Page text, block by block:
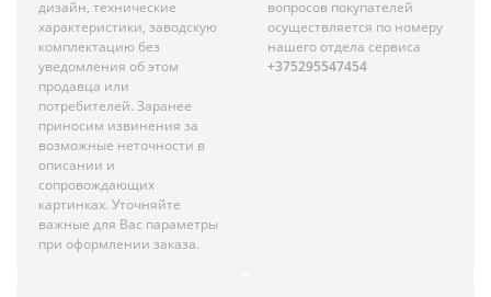
дизайн, технические
характеристики, заводскую
комплектацию без
уведомления об этом
продавца или
потребителей. Заранее
приносим извинения за
возможные неточности в
описании и
сопровождающих
картинках. Уточняйте
важные для Вас параметры
при оформлении заказа.
вопросов покупателей
осуществляется по номеру
нашего отдела сервиса
+375295547454